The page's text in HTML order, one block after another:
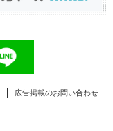
広告掲載のお問い合わせ